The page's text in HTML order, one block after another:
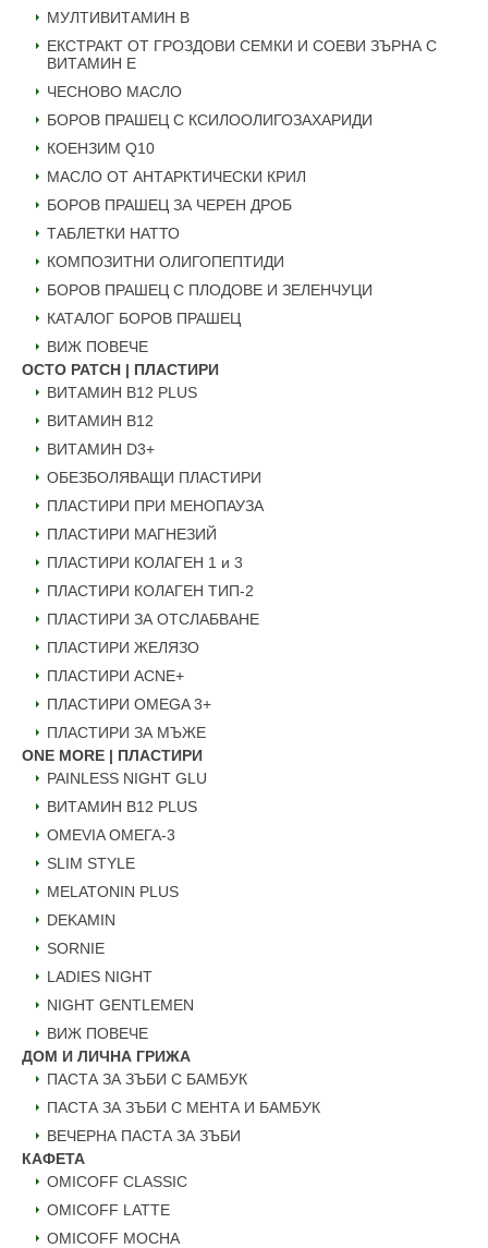
МУЛТИВИТАМИН B
ЕКСТРАКТ ОТ ГРОЗДОВИ СЕМКИ И СОЕВИ ЗЪРНА С
ВИТАМИН Е
ЧЕСНОВО МАСЛО
БОРОВ ПРАШЕЦ С КСИЛООЛИГОЗАХАРИДИ
КОЕНЗИМ Q10
МАСЛО ОТ АНТАРКТИЧЕСКИ КРИЛ
БОРОВ ПРАШЕЦ ЗА ЧЕРЕН ДРОБ
ТАБЛЕТКИ НАТТО
КОМПОЗИТНИ ОЛИГОПЕПТИДИ
БОРОВ ПРАШЕЦ С ПЛОДОВЕ И ЗЕЛЕНЧУЦИ
КАТАЛОГ БОРОВ ПРАШЕЦ
ВИЖ ПОВЕЧЕ
OCTO PATCH | ПЛАСТИРИ
ВИТАМИН B12 PLUS
ВИТАМИН B12
ВИТАМИН D3+
ОБЕЗБОЛЯВАЩИ ПЛАСТИРИ
ПЛАСТИРИ ПРИ МЕНОПАУЗА
ПЛАСТИРИ МАГНЕЗИЙ
ПЛАСТИРИ КОЛАГЕН 1 и 3
ПЛАСТИРИ КОЛАГЕН ТИП-2
ПЛАСТИРИ ЗА ОТСЛАБВАНЕ
ПЛАСТИРИ ЖЕЛЯЗО
ПЛАСТИРИ ACNE+
ПЛАСТИРИ OMEGA 3+
ПЛАСТИРИ ЗА МЪЖЕ
ONE MORE | ПЛАСТИРИ
PAINLESS NIGHT GLU
ВИТАМИН B12 PLUS
ОMEVIA ОМЕГА-3
SLIM STYLE
MELATONIN PLUS
DEKAMIN
SORNIE
LADIES NIGHT
NIGHT GENTLEMEN
ВИЖ ПОВЕЧЕ
ДОМ И ЛИЧНА ГРИЖА
ПАСТА ЗА ЗЪБИ С БАМБУК
ПАСТА ЗА ЗЪБИ С МЕНТА И БАМБУК
ВЕЧЕРНА ПАСТА ЗА ЗЪБИ
КАФЕТА
OMICOFF CLASSIC
OMICOFF LATTE
OMICOFF MOCHA